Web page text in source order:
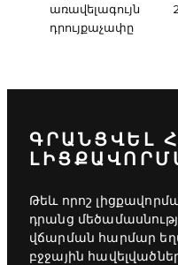
առավելագույն
դրույքաչափը
ԳՐԱՆՑՎԵԼ
Թեև որոշ
դրանց
վճարման հարմար
բջջային